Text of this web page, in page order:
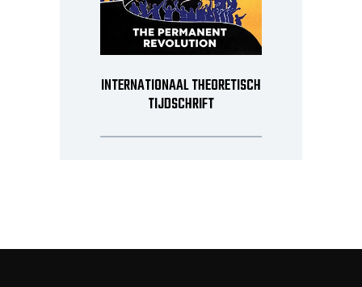
INTERNATIONAAL THEORETISCH
TIJDSCHRIFT